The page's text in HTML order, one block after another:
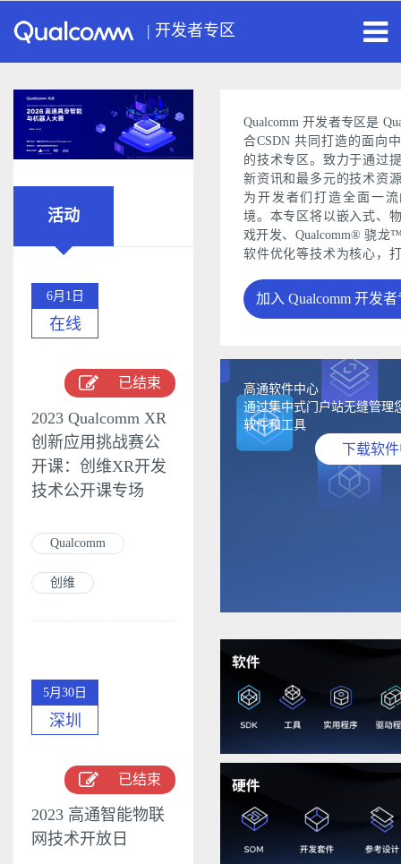
| 开发者专区
活动
6月1日
在线
已结束
2023 Qualcomm XR
创新应用挑战赛公
开课：创维XR开发
技术公开课专场
Qualcomm
创维
5月30日
深圳
已结束
2023 高通智能物联
网技术开放日
Qualcomm 开发者专区是
合CSDN 共同打造的面向
的技术专区。致力于通过
新资讯和最多元的技术资
为开发者们打造全面一
境。本专区将以嵌入式、
戏开发、Qualcomm® 骁龙
软件优化等技术为核心，
能体验和设计带来更多
感。
加入 Qualcomm 开发
高通软件中心
通过集中式门户站无缝管理
软件和工具
下载软